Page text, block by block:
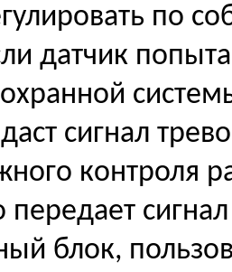
по
датчик
сигнал
контроля
передает
блок,